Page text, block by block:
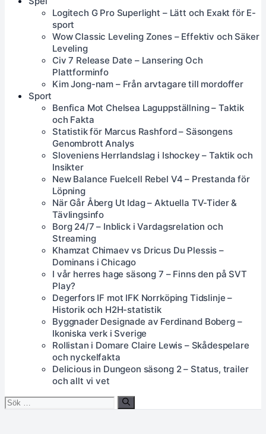
Logitech G Pro Superlight – Lätt och Exakt för E-
sport
Wow Classic Leveling Zones – Effektiv och Säker
Leveling
Civ 7 Release Date – Lansering Och
Plattforminfo
Kim Jong-nam – Från arvtagare till mordoffer
Sport
Benfica Mot Chelsea Laguppställning – Taktik
och Fakta
Statistik för Marcus Rashford – Säsongens
Genombrott Analys
Sloveniens Herrlandslag i Ishockey – Taktik och
Insikter
New Balance Fuelcell Rebel V4 – Prestanda för
Löpning
När Går Åberg Ut Idag – Aktuella TV-Tider &
Tävlingsinfo
Borg 24/7 – Inblick i Vardagsrelation och
Streaming
Khamzat Chimaev vs Dricus Du Plessis –
Dominans i Chicago
I vår herres hage säsong 7 – Finns den på SVT
Play?
Degerfors IF mot IFK Norrköping Tidslinje –
Historik och H2H-statistik
Byggnader Designade av Ferdinand Boberg –
Ikoniska verk i Sverige
Rollistan i Domare Claire Lewis – Skådespelare
och nyckelfakta
Delicious in Dungeon säsong 2 – Status, trailer
och allt vi vet
Sök